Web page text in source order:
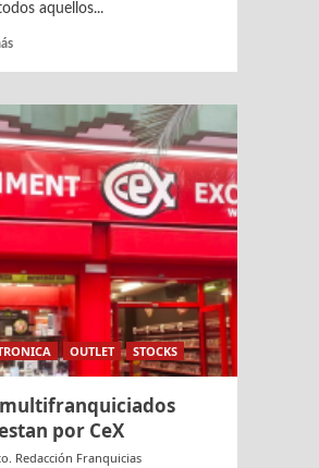
aquellos...
Leer
Sqrups!
se
convierte
una
solución
a
reconversión
del
comercio
tradicional
OUTLET STOCKS
por CeX
Redacción Franquicias